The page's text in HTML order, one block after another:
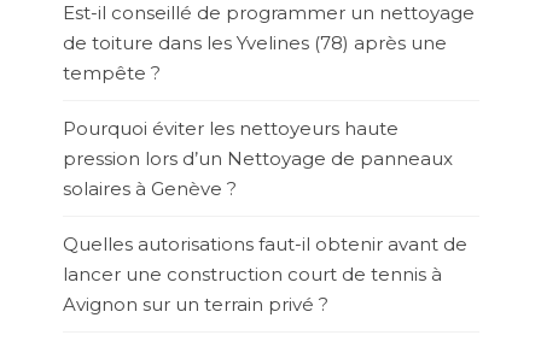
Est-il conseillé de programmer un nettoyage
de toiture dans les Yvelines (78) après une
tempête ?
Pourquoi éviter les nettoyeurs haute
pression lors d’un Nettoyage de panneaux
solaires à Genève ?
Quelles autorisations faut-il obtenir avant de
lancer une construction court de tennis à
Avignon sur un terrain privé ?